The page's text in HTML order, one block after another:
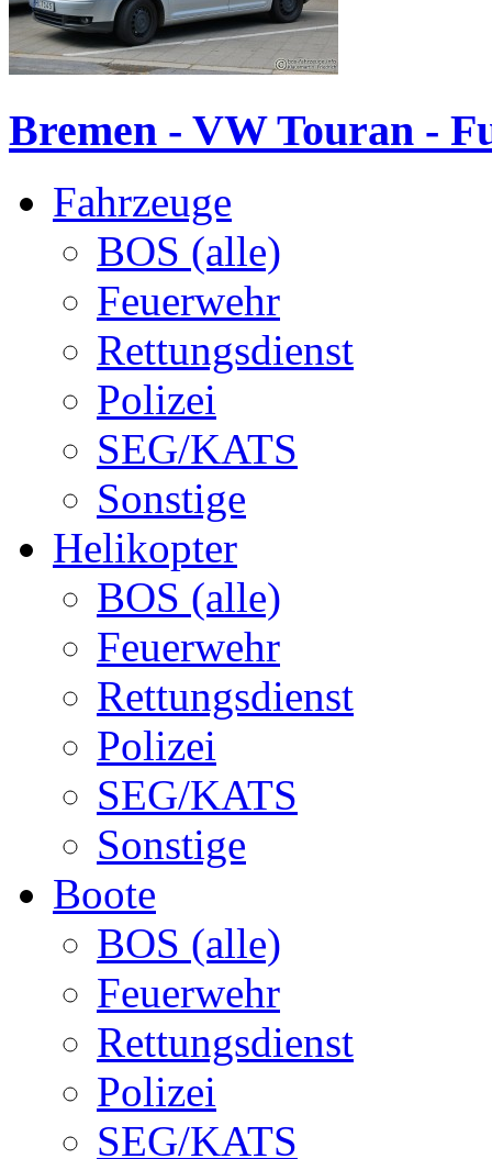
Bremen - VW Touran -
Fahrzeuge
BOS (alle)
Feuerwehr
Rettungsdienst
Polizei
SEG/KATS
Sonstige
Helikopter
BOS (alle)
Feuerwehr
Rettungsdienst
Polizei
SEG/KATS
Sonstige
Boote
BOS (alle)
Feuerwehr
Rettungsdienst
Polizei
SEG/KATS